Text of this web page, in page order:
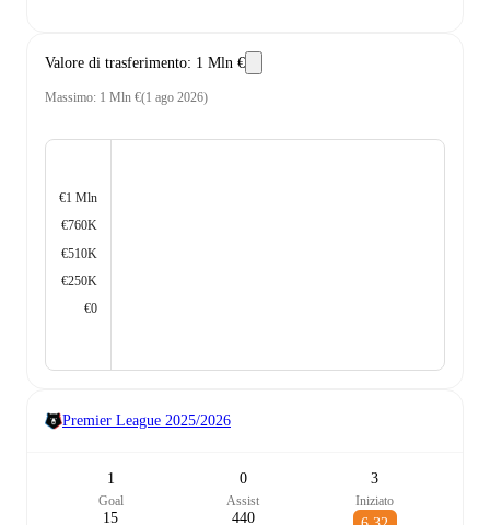
Valore di trasferimento: 1 Mln €
Massimo: 1 Mln €(1 ago 2026)
€1 Mln
€760K
€510K
€250K
€0
Premier League 2025/2026
1
Goal
0
Assist
3
Iniziato
15 440